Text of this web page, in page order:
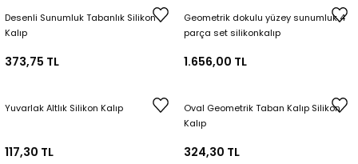
Desenli Sunumluk Tabanlık Silikon
Kalıp
373,75 TL
Geometrik dokulu yüzey sunumluk 4
parça set silikonkalıp
1.656,00 TL
Yuvarlak Altlık Silikon Kalıp
117,30 TL
Oval Geometrik Taban Kalıp Silikon
Kalıp
324,30 TL